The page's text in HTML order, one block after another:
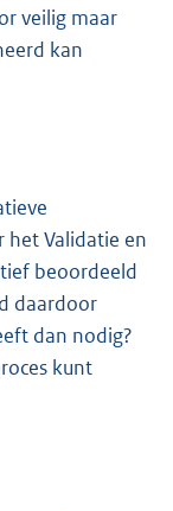
veilig maar
kan
het Validatie en
beoordeeld
daardoor
dan nodig?
kunt